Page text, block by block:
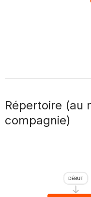
Répertoire (au
compagnie)